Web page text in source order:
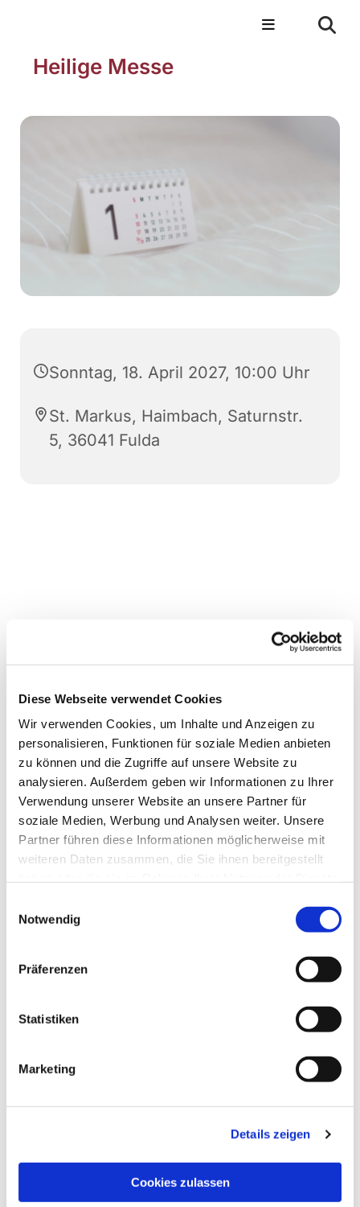
Diese Webseite verwendet Cookies
Wir verwenden Cookies, um Inhalte und Anzeigen zu
personalisieren, Funktionen für soziale Medien anbieten
zu können und die Zugriffe auf unsere Website zu
analysieren. Außerdem geben wir Informationen zu Ihrer
Verwendung unserer Website an unsere Partner für
soziale Medien, Werbung und Analysen weiter. Unsere
Partner führen diese Informationen möglicherweise mit
weiteren Daten zusammen, die Sie ihnen bereitgestellt
Notwendig
Präferenzen
Statistiken
Marketing
Details zeigen
Cookies zulassen
Heilige Messe
Sonntag, 18. April 2027, 10:00 Uhr
St. Markus, Haimbach, Saturnstr.
5, 36041 Fulda
Dies könnte Sie auch
interessieren